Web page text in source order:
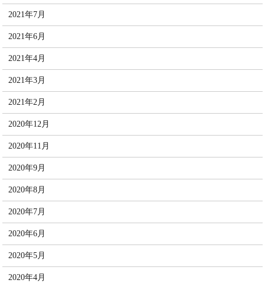
2021年7月
2021年6月
2021年4月
2021年3月
2021年2月
2020年12月
2020年11月
2020年9月
2020年8月
2020年7月
2020年6月
2020年5月
2020年4月